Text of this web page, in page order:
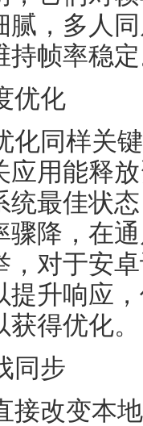
腻，多人
持帧率稳
优化
化同样关
应用能释
统最佳状
骤降，在
，对于安
提升响应
得优化。
同步
接改变本